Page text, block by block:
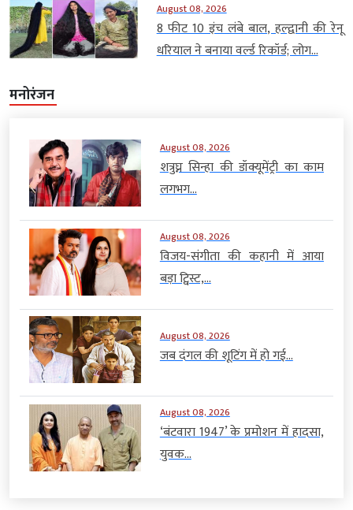
August 08, 2026
8 फीट 10 इंच लंबे बाल, हल्द्वानी की रेनू
धरियाल ने बनाया वर्ल्ड रिकॉर्ड; लोग...
मनोरंजन
August 08, 2026
शत्रुघ्न सिन्हा की डॉक्यूमेंट्री का काम
लगभग...
August 08, 2026
विजय-संगीता की कहानी में आया
बड़ा ट्विस्ट,...
August 08, 2026
जब दंगल की शूटिंग में हो गई...
August 08, 2026
‘बंटवारा 1947’ के प्रमोशन में हादसा,
युवक...